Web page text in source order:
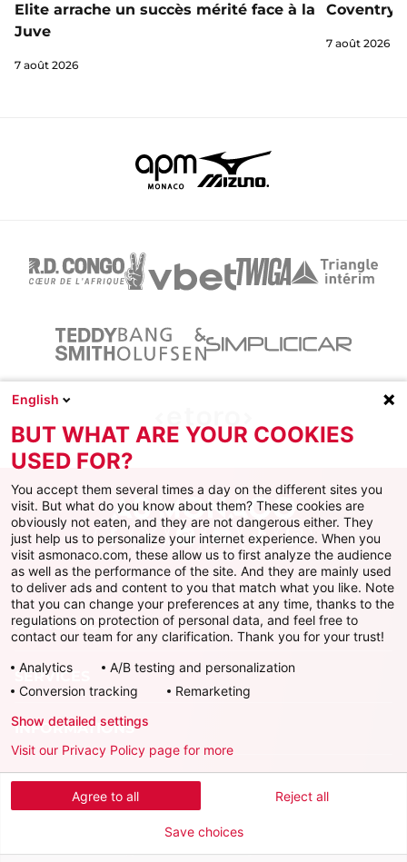
Elite arrache un succès mérité face à la
Juve
7 août 2026
Coventry
7 août 2026
Facebook
X Instagram
YoutubeTikTokTwitch
AS MONACO
SERVICES
INFORMATIONS
Télécharger l'AS Monaco App
English
BUT WHAT ARE YOUR COOKIES
USED FOR?
You accept them several times a day on the different sites you
visit. But what do you know about them? These cookies are
obviously not eaten, and they are not dangerous either. They
just help us to personalize your internet experience. When you
visit asmonaco.com, these allow us to first analyze the audience
as well as the performance of the site. And they are mainly used
to deliver ads and content to you that match what you like. Note
that you can change your preferences at any time, thanks to the
regulations on protection of personal data, and feel free to
contact our team for any clarification. Thank you for your trust!
Analytics
A/B testing and personalization
Conversion tracking
Remarketing
Agree to all Reject all
Show detailed settings
Visit our Privacy Policy page for more
Save choices